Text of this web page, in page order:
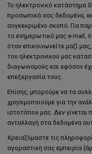
To ηλεκτρονικό κατάστημα
προσωπικά σας δεδομένα,
συγκεκριμένο σκοπό. Για
το ενημερωτικό μας e-mail,
όταν επικοινωνείτε μαζί
του ηλεκτρονικού μας
διαγωνισμούς και εφόσον
επεξεργασία τους.
Επίσης, μπορούμε να τα
χρησιμοποιούμε για την
ιστοτόπου μας. Δεν
ανταλλαγή στα δεδομένα
Χρειαζόμαστε τις
αγοραστική σας εμπειρία